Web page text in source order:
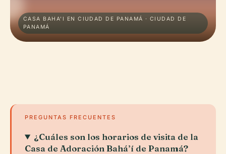
CASA BAHA'I EN CIUDAD DE PANAMÁ · CIUDAD DE
PANAMÁ
PREGUNTAS FRECUENTES
¿Cuáles son los horarios de visita de la
Casa de Adoración Bahá’í de Panamá?